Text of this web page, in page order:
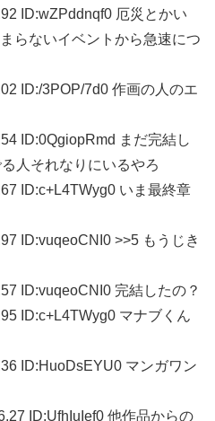
ID:wZPddnqf0 厄災とかい
らないイベントから急速につ
ID:/3POP/7d0 作画の人のエ
ID:0QgiopRmd まだ完結し
人それなりにいるやろ
ID:c+L4TWyg0 いま最終章
ID:vuqeoCNI0 >>5 もうじき
ID:vuqeoCNI0 完結したの？
ID:c+L4TWyg0 マナブくん
ID:HuoDsEYU0 マンガワン
ID:UfhIuIef0 他作品からの